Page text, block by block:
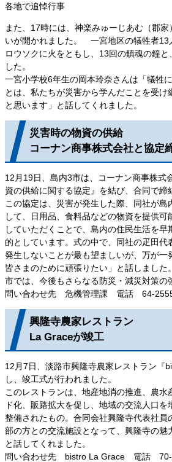
各地で追悼行事
また、17時には、神楽みゅーじあむ（郡
いが開かれました。 一宮地区の犠牲者13
ロウソクに火をともし、13回の鎮魂の鐘と
した。
一宮小学校6年生の岡本玲奈さんは「犠牲
とは、私たちが災害から学んだことを受け
と思います」と話してくれました。
災害時の物資の供給
コーナン商事株式会社と協定
12月19日、島内3市は、コーナン商事株式
資の供給に関する協定』を結び、合同で締
この協定は、災害が発生した際、同社が島
して、日用品、食料品などの物資を提供
していただくことで、島内の住民生活を早
的としています。式の中で、同社の疋田代
発生しないことが最も望ましいが、万が一
皆さまのために頑張りたい」と話しました。
市では、今後もさらなる防災・減災対策の
問い合わせ先 危機管理課 電話 64-
興隆寺農家レストラン
La Graceが竣工
12月7日、淡路市興隆寺農家レストラン『
し、竣工式が行われました。
このレストランは、地産地消の推進、農水
ド化、販路拡大を促し、地域の交流人口を
整備されたもの。合同会社興隆寺代表社員
部の方との交流施設となって、興隆寺の魅
と話してくれました。
問い合わせ先 bistro La Grace 電話